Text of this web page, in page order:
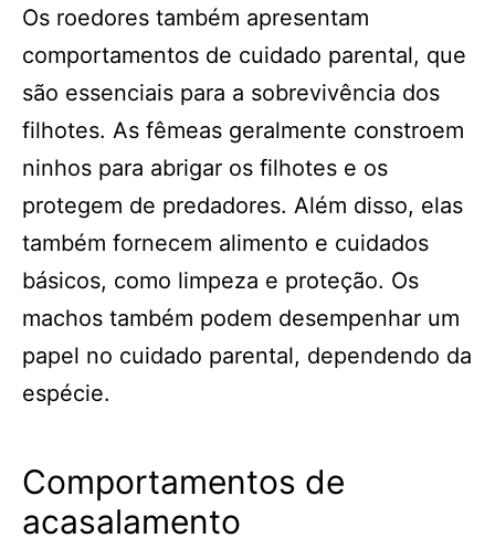
Os roedores também apresentam
comportamentos de cuidado parental, que
são essenciais para a sobrevivência dos
filhotes. As fêmeas geralmente constroem
ninhos para abrigar os filhotes e os
protegem de predadores. Além disso, elas
também fornecem alimento e cuidados
básicos, como limpeza e proteção. Os
machos também podem desempenhar um
papel no cuidado parental, dependendo da
espécie.
Comportamentos de
acasalamento